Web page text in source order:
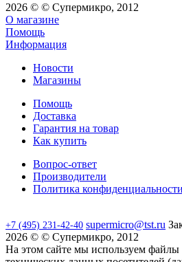
2026 © © Супермикро, 2012
О магазине
Помощь
Информация
Новости
Магазины
Помощь
Доставка
Гарантия на товар
Как купить
Вопрос-ответ
Производители
Политика конфиденциальности
+7 (495) 231-42-40 supermicro@tst.ru
2026 © © Супермикро, 2012
На этом сайте мы используем файлы